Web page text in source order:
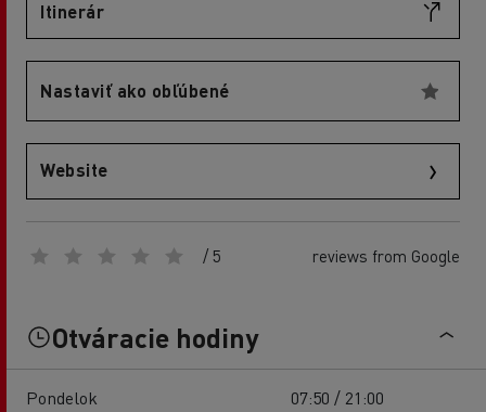
Itinerár
Nastaviť ako obľúbené
Website
/ 5 reviews from Google
Otváracie hodiny
Pondelok
07:50 / 21:00